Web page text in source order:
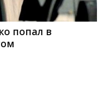
попал в